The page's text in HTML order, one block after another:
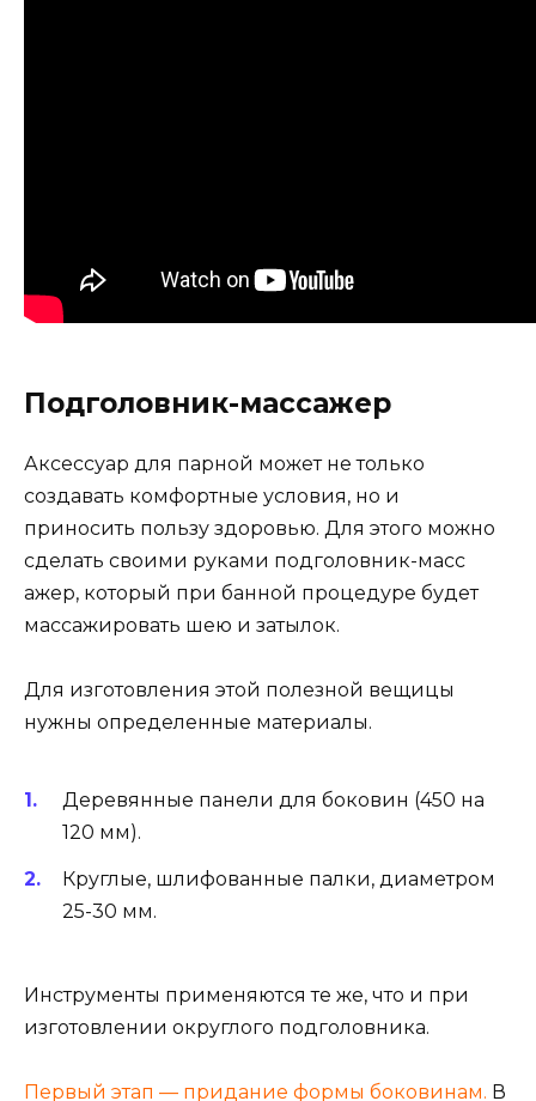
Подголовник-массажер
Аксессуар для парной может не только
создавать комфортные условия, но и
приносить пользу здоровью. Для этого можно
сделать своими руками подголовник-масс
ажер, который при банной процедуре будет
массажировать шею и затылок.
Для изготовления этой полезной вещицы
нужны определенные материалы.
Деревянные панели для боковин (450 на
120 мм).
Круглые, шлифованные палки, диаметром
25-30 мм.
Инструменты применяются те же, что и при
изготовлении округлого подголовника.
Первый этап — придание формы боковинам. В